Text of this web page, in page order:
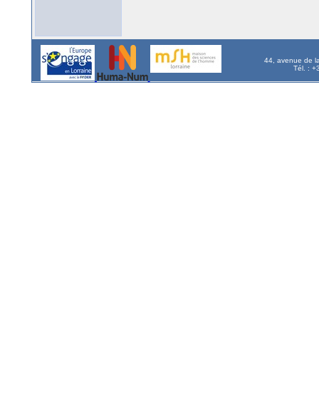
44, avenue de
Tél. :